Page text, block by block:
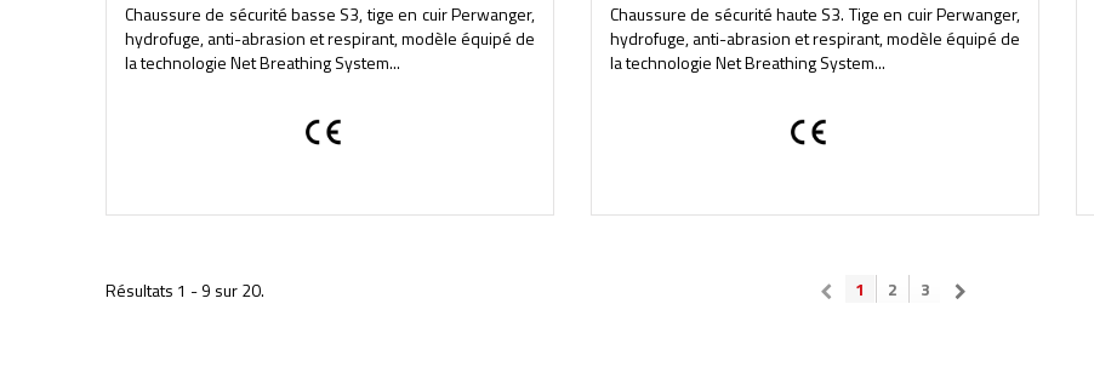
Chaussure de sécurité basse S3, tige en cuir Perwanger,
hydrofuge, anti-abrasion et respirant, modèle équipé de
la technologie Net Breathing System...
Chaussure de sécurité haute S3. Tige en cuir Perwanger,
hydrofuge, anti-abrasion et respirant, modèle équipé de
la technologie Net Breathing System...
1 2 3
Résultats 1 - 9 sur 20.